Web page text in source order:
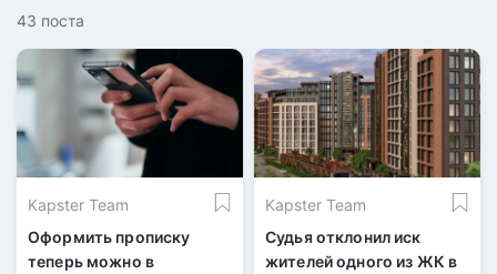
43 поста
Kapster Team
Оформить прописку
теперь можно в
Kapster Team
Судья отклонил иск
жителей одного из ЖК в